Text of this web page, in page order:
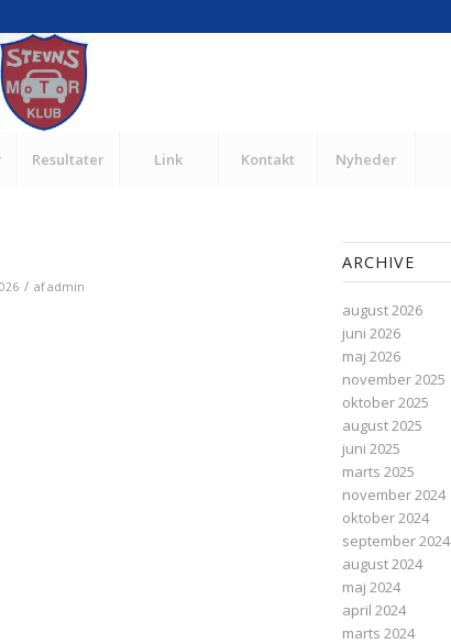
Resultater Link Kontakt Nyheder
/ afadmin
ARCHIVE
august 2026
juni 2026
maj 2026
november 2025
oktober 2025
august 2025
juni 2025
marts 2025
november 2024
oktober 2024
september 2024
august 2024
maj 2024
april 2024
marts 2024